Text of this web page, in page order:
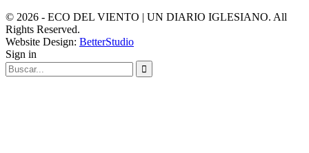
© 2026 - ECO DEL VIENTO | UN DIARIO IGLESIANO. All
Rights Reserved.
Website Design: BetterStudio
Sign in